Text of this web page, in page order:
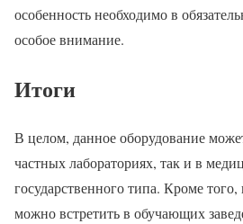
особенность необходимо в
особое внимание.
Итоги
В целом, данное оборудование
частных лабораториях, так и в
государственного типа. Кроме
можно встретить в обучающих